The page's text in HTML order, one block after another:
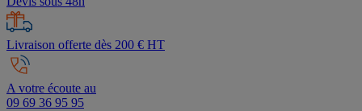
Livraison offerte dès 200 € HT
A votre écoute au
09 69 36 95 95